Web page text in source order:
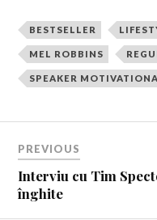
BESTSELLER
MEL ROBBINS
SPEAKER
PREVIOUS
Interviu cu Tim
înghite